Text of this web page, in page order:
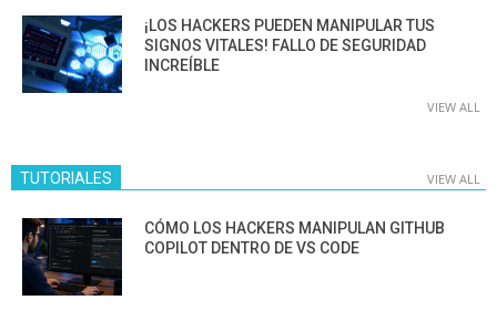
¡LOS HACKERS PUEDEN MANIPULAR TUS
SIGNOS VITALES! FALLO DE SEGURIDAD
INCREÍBLE
VIEW ALL
TUTORIALES VIEW ALL
CÓMO LOS HACKERS MANIPULAN GITHUB
COPILOT DENTRO DE VS CODE